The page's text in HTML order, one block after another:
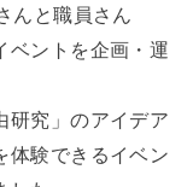
んと職員さん
ベントを企画・運
研究」のアイデア
体験できるイベン